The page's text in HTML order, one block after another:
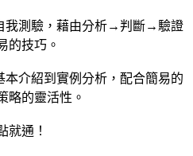
我測驗，藉由分析→判斷→驗證
的技巧。
介紹到實例分析，配合簡易的
略的靈活性。
就通！